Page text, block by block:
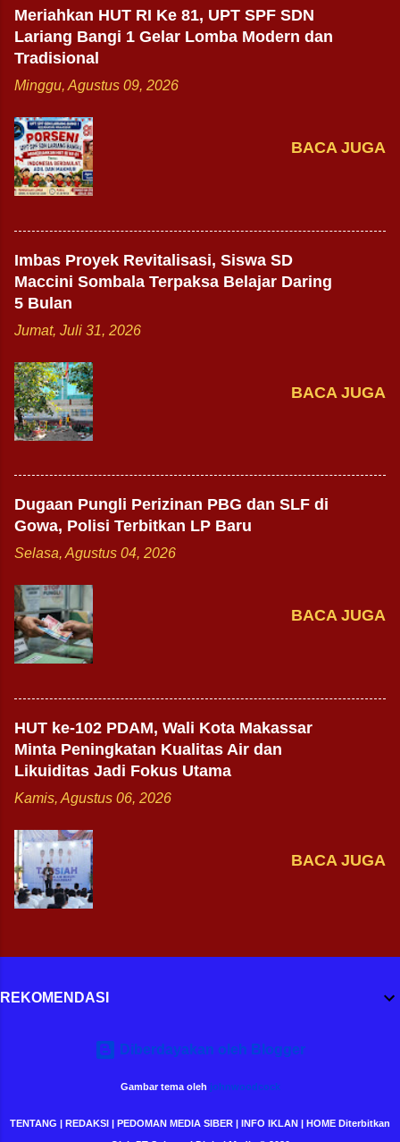
Meriahkan HUT RI Ke 81, UPT SPF SDN
Lariang Bangi 1 Gelar Lomba Modern dan
Tradisional
Minggu, Agustus 09, 2026
BACA JUGA
Imbas Proyek Revitalisasi, Siswa SD
Maccini Sombala Terpaksa Belajar Daring
5 Bulan
Jumat, Juli 31, 2026
BACA JUGA
Dugaan Pungli Perizinan PBG dan SLF di
Gowa, Polisi Terbitkan LP Baru
Selasa, Agustus 04, 2026
BACA JUGA
HUT ke-102 PDAM, Wali Kota Makassar
Minta Peningkatan Kualitas Air dan
Likuiditas Jadi Fokus Utama
Kamis, Agustus 06, 2026
BACA JUGA
REKOMENDASI
Diberdayakan oleh Blogger
Gambar tema oleh johnwoodcock
TENTANG | REDAKSI | PEDOMAN MEDIA SIBER | INFO IKLAN | HOME Diterbitkan